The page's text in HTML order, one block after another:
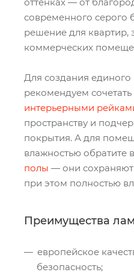
современного серого
решение для квартир,
коммерческих
Для создания единого
рекомендуем
интерьерными
пространству и
покрытия. А для
влажностью обратите
полы — они
при этом полностью
Преимущества
европейское
безопасность;